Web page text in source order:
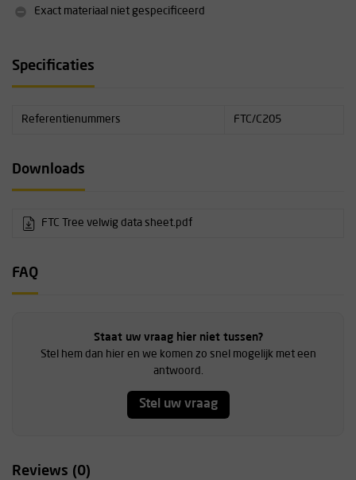
Exact materiaal niet gespecificeerd
Specificaties
Referentienummers FTC/C205
Downloads
FTC Tree velwig data sheet.pdf
FAQ
Staat uw vraag hier niet tussen?
Stel hem dan hier en we komen zo snel mogelijk met een
antwoord.
Stel uw vraag
Reviews (0)